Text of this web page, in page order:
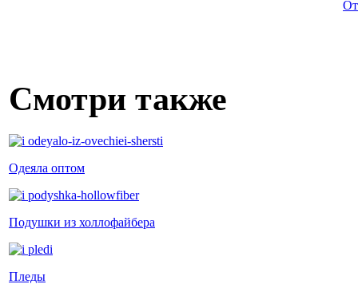
Смотри также
Одеяла оптом
Подушки из холлофайбера
Пледы